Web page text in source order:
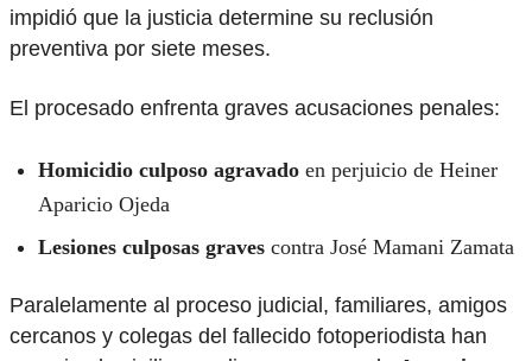
impidió que la justicia determine su reclusión
preventiva por siete meses.
El procesado enfrenta graves acusaciones penales:
Homicidio culposo agravado en perjuicio de Heiner
Aparicio Ojeda
Lesiones culposas graves contra José Mamani Zamata
Paralelamente al proceso judicial, familiares, amigos
cercanos y colegas del fallecido fotoperiodista han